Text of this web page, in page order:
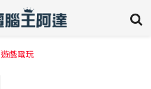
遊戲電玩